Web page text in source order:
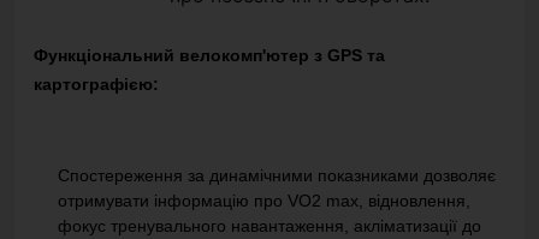
Функціональний велокомп'ютер з GPS та
картографією:
Спостереження за динамічними показниками дозволяє
отримувати інформацію про VO2 max, відновлення,
фокус тренувального навантаження, акліматизації до